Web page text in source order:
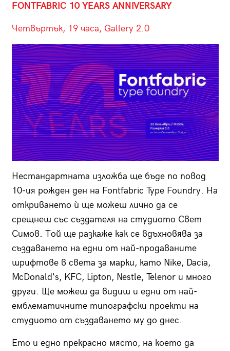
FONTFABRIC 10 YEARS ANNIVERSARY
Четвъртък, 19 часа, Gallery 2.0
Нестандартната изложба ще бъде по повод
10-ия рожден ден на Fontfabric Type Foundry. На
откриването ѝ ще можеш лично да се
срещнеш със създателя на студиото Свет
Симов. Той ще разкаже как се вдъхновява за
създаването на едни от най-продаваните
шрифтове в света за марки, като Nike, Dacia,
McDonald‘s, KFC, Lipton, Nestle, Telenor и много
други. Ще можеш да видиш и едни от най-
емблематичните типографски проекти на
студиото от създаването му до днес.
Ето и едно прекрасно място, на което да